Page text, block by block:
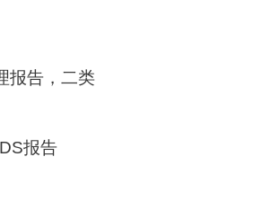
报告，二类
报告